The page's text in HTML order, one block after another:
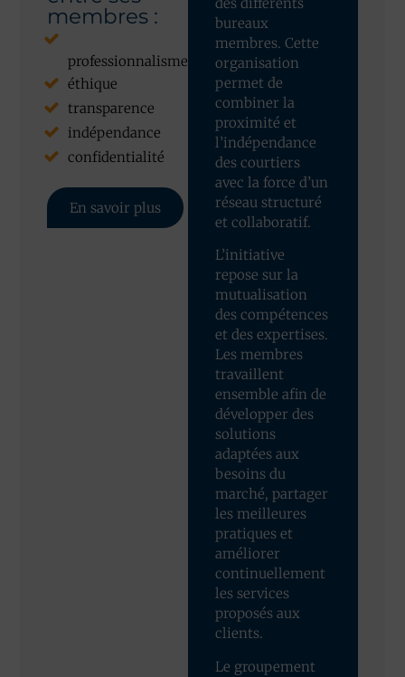
membres :
professionnalisme
éthique
transparence
indépendance
confidentialité
En savoir plus
bureaux
membres. Cette
organisation
permet de
combiner la
proximité et
l’indépendance
des courtiers
avec la force d’un
réseau structuré
et collaboratif.
L’initiative
repose sur la
mutualisation
des compétences
et des expertises.
Les membres
travaillent
ensemble afin de
développer des
solutions
adaptées aux
besoins du
marché, partager
les meilleures
pratiques et
améliorer
continuellement
les services
proposés aux
clients.
Le groupement